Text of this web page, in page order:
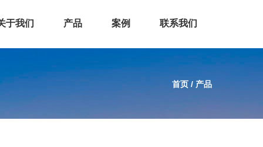
于我们 产品 案例 联系我们
首页 / 产品